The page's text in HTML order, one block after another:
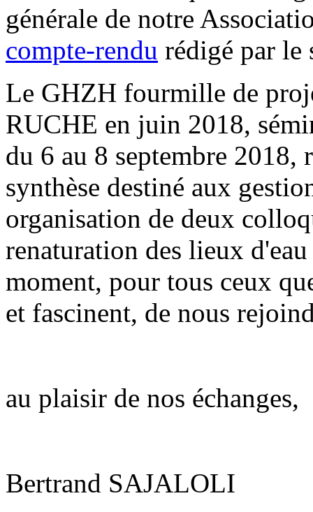
générale de notre
compte-rendu rédigé par
Le GHZH fourmille de
RUCHE en juin 2018,
du 6 au 8 septembre 2018,
synthèse destiné aux
organisation de deux
renaturation des lieux
moment, pour tous ceux
et fascinent, de nous
au plaisir de nos échanges,
Bertrand SAJALOLI